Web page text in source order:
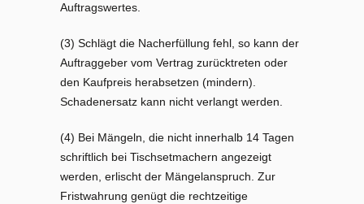
Auftragswertes.
(3) Schlägt die Nacherfüllung fehl, so kann der
Auftraggeber vom Vertrag zurücktreten oder
den Kaufpreis herabsetzen (mindern).
Schadenersatz kann nicht verlangt werden.
(4) Bei Mängeln, die nicht innerhalb 14 Tagen
schriftlich bei Tischsetmachern angezeigt
werden, erlischt der Mängelanspruch. Zur
Fristwahrung genügt die rechtzeitige